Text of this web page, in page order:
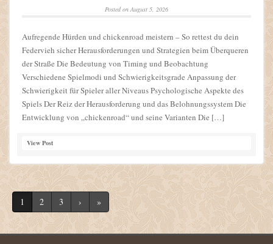
Posted on August 5, 2026
Aufregende Hürden und chickenroad meistern – So rettest du dein
Federvieh sicher Herausforderungen und Strategien beim Überqueren
der Straße Die Bedeutung von Timing und Beobachtung
Verschiedene Spielmodi und Schwierigkeitsgrade Anpassung der
Schwierigkeit für Spieler aller Niveaus Psychologische Aspekte des
Spiels Der Reiz der Herausforderung und das Belohnungssystem Die
Entwicklung von „chickenroad“ und seine Varianten Die […]
View Post
1 2 3 › »